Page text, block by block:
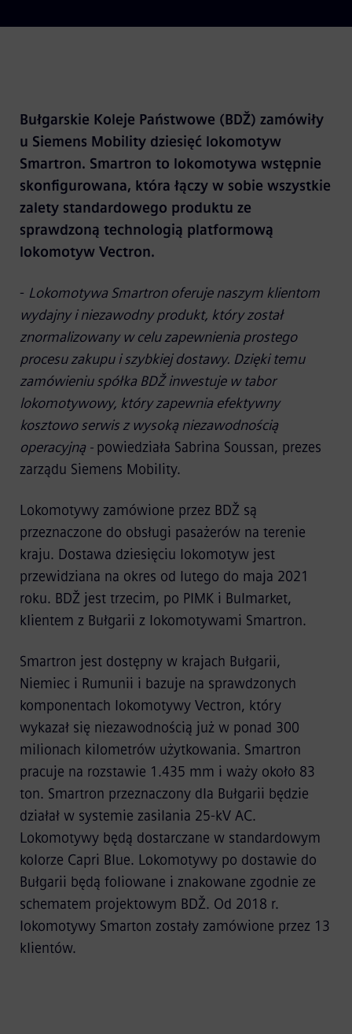
Bułgarskie Koleje Państwowe (BDŽ) zamówiły
u Siemens Mobility dziesięć lokomotyw
Smartron. Smartron to lokomotywa wstępnie
skonfigurowana, która łączy w sobie wszystkie
zalety standardowego produktu ze
sprawdzoną technologią platformową
lokomotyw Vectron.
- Lokomotywa Smartron oferuje naszym klientom
wydajny i niezawodny produkt, który został
znormalizowany w celu zapewnienia prostego
procesu zakupu i szybkiej dostawy. Dzięki temu
zamówieniu spółka BDŽ inwestuje w tabor
lokomotywowy, który zapewnia efektywny
kosztowo serwis z wysoką niezawodnością
operacyjną - powiedziała Sabrina Soussan, prezes
zarządu Siemens Mobility.
Lokomotywy zamówione przez BDŽ są
przeznaczone do obsługi pasażerów na terenie
kraju. Dostawa dziesięciu lokomotyw jest
przewidziana na okres od lutego do maja 2021
roku. BDŽ jest trzecim, po PIMK i Bulmarket,
klientem z Bułgarii z lokomotywami Smartron.
Smartron jest dostępny w krajach Bułgarii,
Niemiec i Rumunii i bazuje na sprawdzonych
komponentach lokomotywy Vectron, który
wykazał się niezawodnością już w ponad 300
milionach kilometrów użytkowania. Smartron
pracuje na rozstawie 1.435 mm i waży około 83
ton. Smartron przeznaczony dla Bułgarii będzie
działał w systemie zasilania 25-kV AC.
Lokomotywy będą dostarczane w standardowym
kolorze Capri Blue. Lokomotywy po dostawie do
Bułgarii będą foliowane i znakowane zgodnie ze
schematem projektowym BDŽ. Od 2018 r.
lokomotywy Smarton zostały zamówione przez 13
klientów.